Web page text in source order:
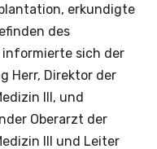
erkundigte
des
informierte sich der
Herr, Direktor der
III, und
Oberarzt der
III und Leiter